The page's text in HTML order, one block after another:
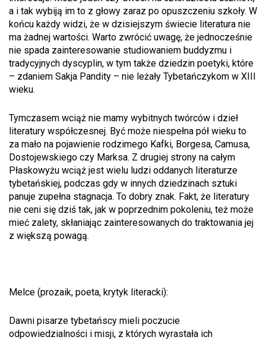
a i tak wybiją im to z głowy zaraz po opuszczeniu szkoły. W
końcu każdy widzi, że w dzisiejszym świecie literatura nie
ma żadnej wartości. Warto zwrócić uwagę, że jednocześnie
nie spada zainteresowanie studiowaniem buddyzmu i
tradycyjnych dyscyplin, w tym także dziedzin poetyki, które
– zdaniem Sakja Pandity – nie leżały Tybetańczykom w XIII
wieku.
Tymczasem wciąż nie mamy wybitnych twórców i dzieł
literatury współczesnej. Być może niespełna pół wieku to
za mało na pojawienie rodzimego Kafki, Borgesa, Camusa,
Dostojewskiego czy Marksa. Z drugiej strony na całym
Płaskowyżu wciąż jest wielu ludzi oddanych literaturze
tybetańskiej, podczas gdy w innych dziedzinach sztuki
panuje zupełna stagnacja. To dobry znak. Fakt, że literatury
nie ceni się dziś tak, jak w poprzednim pokoleniu, też może
mieć zalety, skłaniając zainteresowanych do traktowania jej
z większą powagą.
Melce (prozaik, poeta, krytyk literacki):
Dawni pisarze tybetańscy mieli poczucie
odpowiedzialności i misji, z których wyrastała ich